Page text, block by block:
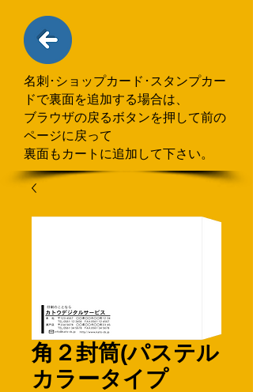
名刺･ショップカード･スタンプカー
ドで​裏面を追加する場合は、
ブラウザの戻るボタンを押して前の
ページに戻って
裏面もカートに追加して下さい。
角２封筒(パステル
カラータイプ